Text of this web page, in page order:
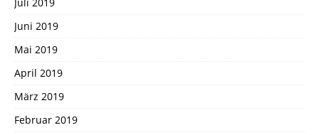
Juni 2019
Mai 2019
April 2019
März 2019
Februar 2019